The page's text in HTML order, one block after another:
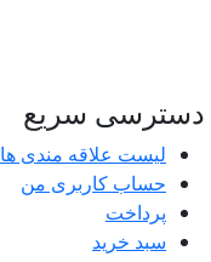
دسترسی سریع
لیست علاقه مندی ها
حساب کاربری من
پرداخت
سبد خرید